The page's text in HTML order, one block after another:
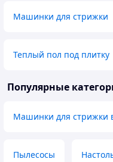
Машинки для стрижки
Теплый пол под плитку
Популярные
Машинки для стрижки
Пылесосы